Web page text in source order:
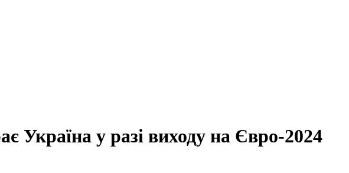
Україна у разі виходу на Євро-2024